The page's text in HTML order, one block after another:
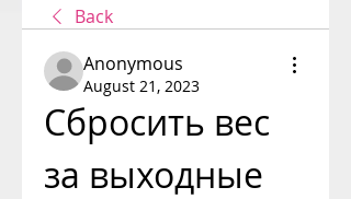
Back
Anonymous
August 21, 2023
Сбросить вес
за выходные